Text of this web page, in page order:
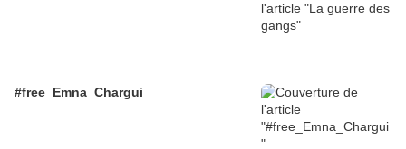
#free_Emna_Chargui